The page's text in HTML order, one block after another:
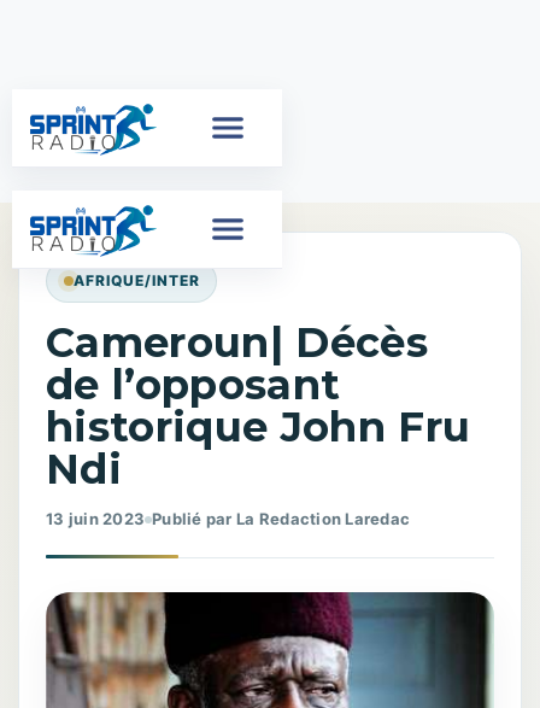
AFRIQUE/INTER
Cameroun| Décès
de l’opposant
historique John Fru
Ndi
13 juin 2023 Publié par La Redaction Laredac